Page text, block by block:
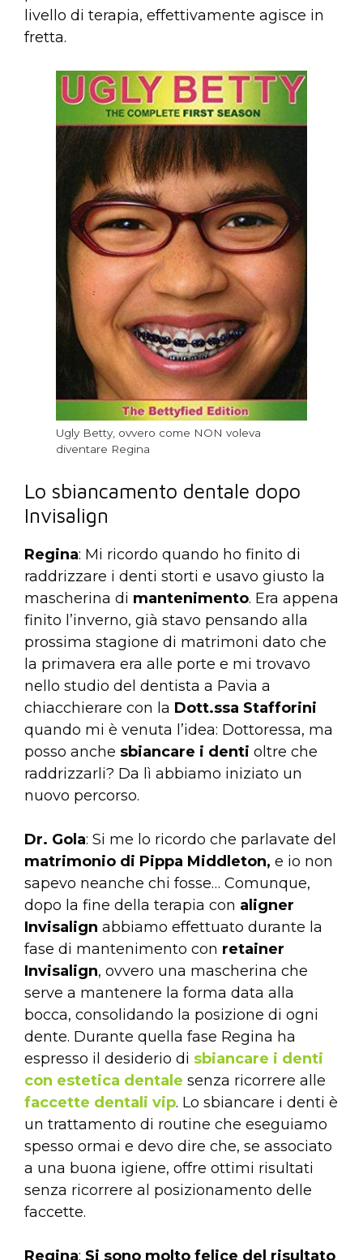
livello di terapia, effettivamente agisce in
fretta.
Ugly Betty, ovvero come NON voleva
diventare Regina
Lo sbiancamento dentale dopo
Invisalign
Regina: Mi ricordo quando ho finito di
raddrizzare i denti storti e usavo giusto la
mascherina di mantenimento. Era appena
finito l’inverno, già stavo pensando alla
prossima stagione di matrimoni dato che
la primavera era alle porte e mi trovavo
nello studio del dentista a Pavia a
chiacchierare con la Dott.ssa Stafforini
quando mi è venuta l’idea: Dottoressa, ma
posso anche sbiancare i denti oltre che
raddrizzarli? Da lì abbiamo iniziato un
nuovo percorso.
Dr. Gola: Si me lo ricordo che parlavate del
matrimonio di Pippa Middleton, e io non
sapevo neanche chi fosse… Comunque,
dopo la fine della terapia con aligner
Invisalign abbiamo effettuato durante la
fase di mantenimento con retainer
Invisalign, ovvero una mascherina che
serve a mantenere la forma data alla
bocca, consolidando la posizione di ogni
dente. Durante quella fase Regina ha
espresso il desiderio di sbiancare i denti
con estetica dentale senza ricorrere alle
faccette dentali vip. Lo sbiancare i denti è
un trattamento di routine che eseguiamo
spesso ormai e devo dire che, se associato
a una buona igiene, offre ottimi risultati
senza ricorrere al posizionamento delle
faccette.
Regina: Si sono molto felice del risultato